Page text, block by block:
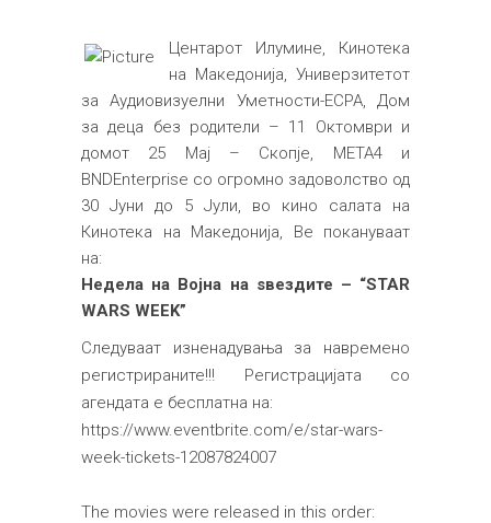
Центарот Илумине, Кинотека
на Македонија, Универзитетот
за Аудиовизуелни Уметности-ЕСРА, Дом
за деца без родители – 11 Октомври и
домот 25 Мај – Скопје, MЕТА4 и
BNDEnterprise со огромно задоволство од
30 Јуни до 5 Јули, во кино салата на
Кинотека на Македонија, Ве покануваат
на:
Недела на Војна на ѕвездите – “STAR
WARS WEEK”
Следуваат изненадувања за навремено
регистрираните!!! Регистрацијата со
агендата е бесплатна на:
https://www.eventbrite.com/e/star-wars-
week-tickets-12087824007
The movies were released in this order: